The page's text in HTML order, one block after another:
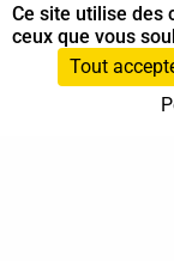
Ce site utilise des
ceux que vous
Tout